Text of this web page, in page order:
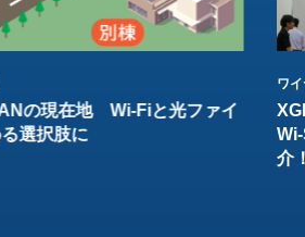
の現在地 Wi-Fiと光ファイ
選択肢に
ワ
介